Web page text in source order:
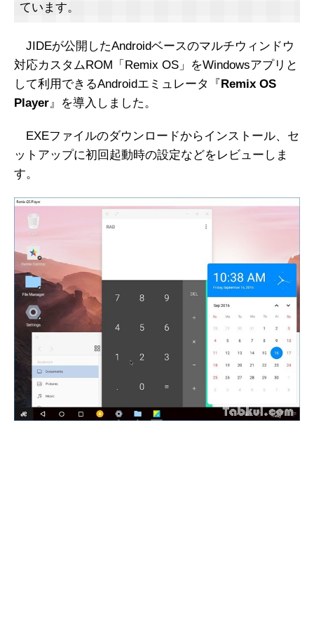
ています。
JIDEが公開したAndroidベースのマルチウィンドウ
対応カスタムROM「Remix OS」をWindowsアプリと
して利用できるAndroidエミュレータ『Remix OS
Player』を導入しました。
EXEファイルのダウンロードからインストール、セ
ットアップに初回起動時の設定などをレビューしま
す。